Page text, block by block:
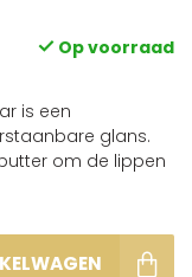
Op voorraad
is een
glans.
om de lippen